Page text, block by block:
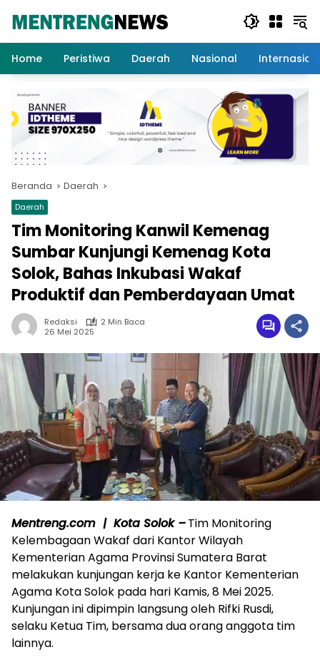
Home
Peristiwa Daerah Nasional
Beranda Daerah
Daerah
Tim Monitoring Kanwil Kemenag
Sumbar Kunjungi Kemenag Kota
Solok, Bahas Inkubasi Wakaf
Produktif dan Pemberdayaan Umat
Redaksi
2 Min Baca
26 Mei 2025
Mentreng.com | Kota Solok –Tim Monitoring
Kelembagaan Wakaf dari Kantor Wilayah
Kementerian Agama Provinsi Sumatera Barat
melakukan kunjungan kerja ke Kantor Kementerian
Agama Kota Solok pada hari Kamis, 8 Mei 2025.
Kunjungan ini dipimpin langsung oleh Rifki Rusdi,
selaku Ketua Tim, bersama dua orang anggota tim
lainnya.